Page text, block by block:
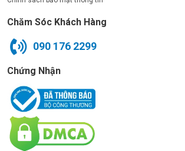
Chăm Sóc Khách Hàng
090 176 2299
Chứng Nhận